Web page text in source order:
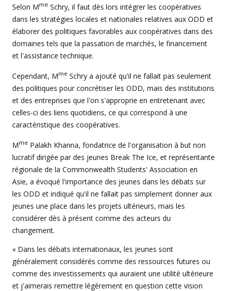
Selon Mme Schry, il faut dès lors intégrer les coopératives
dans les stratégies locales et nationales relatives aux ODD et
élaborer des politiques favorables aux coopératives dans des
domaines tels que la passation de marchés, le financement
et l'assistance technique.
Cependant, Mme Schry a ajouté qu'il ne fallait pas seulement
des politiques pour concrétiser les ODD, mais des institutions
et des entreprises que l'on s'approprie en entretenant avec
celles-ci des liens quotidiens, ce qui correspond à une
caractéristique des coopératives.
Mme Palakh Khanna, fondatrice de l'organisation à but non
lucratif dirigée par des jeunes Break The Ice, et représentante
régionale de la Commonwealth Students' Association en
Asie, a évoqué l'importance des jeunes dans les débats sur
les ODD et indiqué qu'il ne fallait pas simplement donner aux
jeunes une place dans les projets ultérieurs, mais les
considérer dès à présent comme des acteurs du
changement.
« Dans les débats internationaux, les jeunes sont
généralement considérés comme des ressources futures ou
comme des investissements qui auraient une utilité ultérieure
et j'aimerais remettre légèrement en question cette vision